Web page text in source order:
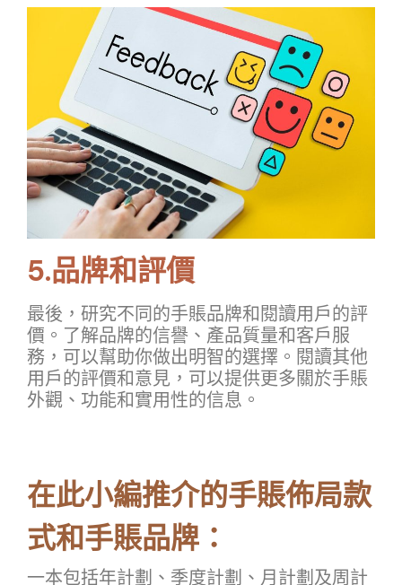
5.品牌和評價
最後，研究不同的手賬品牌和閱讀用戶的評
價。了解品牌的信譽、產品質量和客戶服
務，可以幫助你做出明智的選擇。閱讀其他
用戶的評價和意見，可以提供更多關於手賬
外觀、功能和實用性的信息。
在此小編推介的手賬佈局款
式和手賬品牌：
一本包括年計劃、季度計劃、月計劃及周計